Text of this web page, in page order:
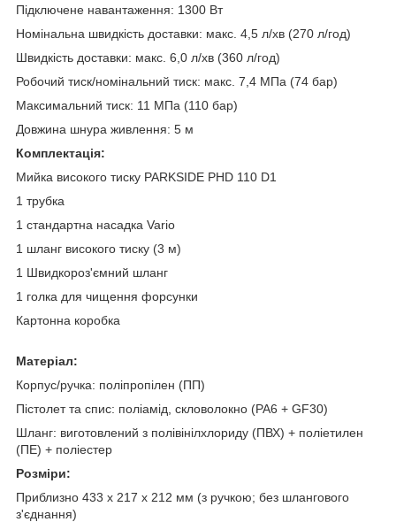
Підключене навантаження: 1300 Вт
Номінальна швидкість доставки: макс. 4,5 л/хв (270 л/год)
Швидкість доставки: макс. 6,0 л/хв (360 л/год)
Робочий тиск/номінальний тиск: макс. 7,4 МПа (74 бар)
Максимальний тиск: 11 МПа (110 бар)
Довжина шнура живлення: 5 м
Комплектація:
Мийка високого тиску PARKSIDE PHD 110 D1
1 трубка
1 стандартна насадка Vario
1 шланг високого тиску (3 м)
1 Швидкороз'ємний шланг
1 голка для чищення форсунки
Картонна коробка
Матеріал:
Корпус/ручка: поліпропілен (ПП)
Пістолет та спис: поліамід, скловолокно (PA6 + GF30)
Шланг: виготовлений з полівінілхлориду (ПВХ) + поліетилен
(ПЕ) + поліестер
Розміри:
Приблизно 433 х 217 х 212 мм (з ручкою; без шлангового
з'єднання)